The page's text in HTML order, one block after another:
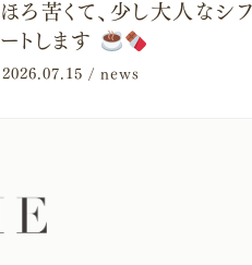
ほろ苦くて、少し大人なシ
ートします
2026.07.15 / news